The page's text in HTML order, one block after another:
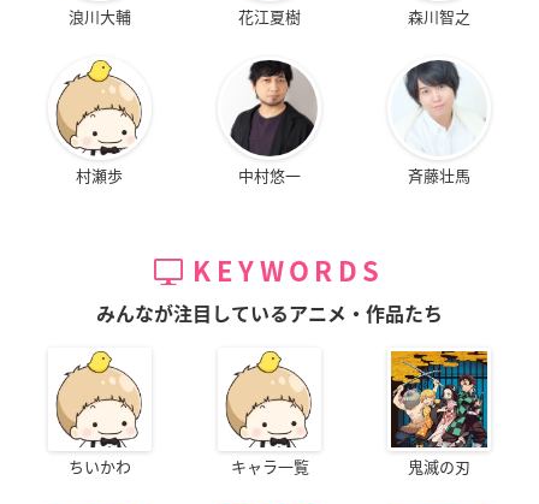
浪川大輔 花江夏樹 森川智之
村瀬歩 中村悠一 斉藤壮馬
KEYWORDS
みんなが注目しているアニメ・作品たち
ちいかわ キャラ一覧 鬼滅の刃